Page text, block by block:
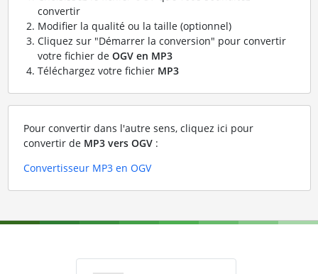
convertir
Modifier la qualité ou la taille (optionnel)
Cliquez sur "Démarrer la conversion" pour convertir
votre fichier de OGV en MP3
Téléchargez votre fichier MP3
Pour convertir dans l'autre sens, cliquez ici pour
convertir de MP3 vers OGV:
Convertisseur MP3 en OGV